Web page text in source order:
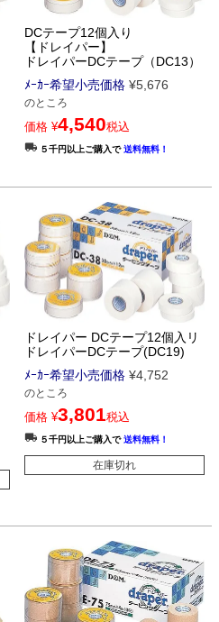
DCテープ12個入り
【ドレイパー】
ドレイパーDCテープ（DC13）
ﾒｰｶｰ希望小売価格 ¥5,676
のところ
価格 ¥4,540税込
５千円以上ご購入で送料無料！
ドレイパー DCテープ12個入リ
ドレイパーDCテープ(DC19)
ﾒｰｶｰ希望小売価格 ¥4,752
のところ
価格 ¥3,801税込
５千円以上ご購入で送料無料！
在庫切れ